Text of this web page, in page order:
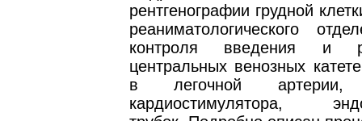
рентгенографии грудной
реаниматологического
контроля введения и
центральных венозных
в легочной артерии,
кардиостимулятора,